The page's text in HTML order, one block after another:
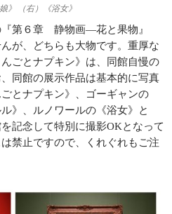
》 （右）《浴女》
第６章 静物画―花と果物』
が、どちらも大物です。重厚な
ごとナプキン》は、同館自慢の
同館の展示作品は基本的に写真
とナプキン》、ゴーギャンの
》、ルノワールの《浴女》と
記念して特別に撮影OKとなって
禁止ですので、くれぐれもご注